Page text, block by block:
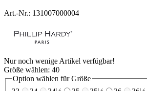
Art.-Nr.: 131007000004
Nur noch wenige Artikel verfügbar!
Größe wählen: 40
Option wählen für Größe